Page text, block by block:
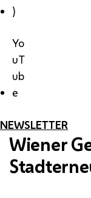
)
Yo
uT
ub
e
NEWSLETTER
Wiener